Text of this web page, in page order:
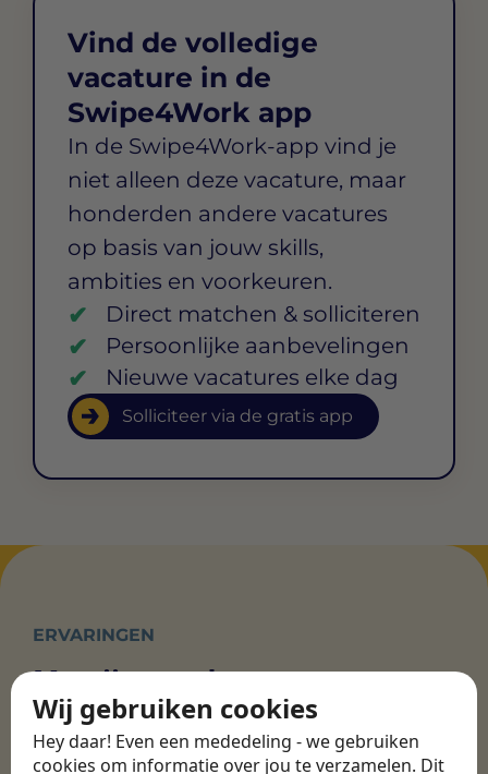
Wij gebruiken cookies
Hey daar! Even een mededeling - we gebruiken
cookies om informatie over jou te verzamelen. Dit
Vind de volledige
vacature in de
Swipe4Work app
In de Swipe4Work-app vind je
niet alleen deze vacature, maar
honderden andere vacatures
op basis van jouw skills,
ambities en voorkeuren.
Direct matchen & solliciteren
Persoonlijke aanbevelingen
Nieuwe vacatures elke dag
Solliciteer via de gratis app
ERVARINGEN
Martijn vond een
nieuwe baan bij
CBEE